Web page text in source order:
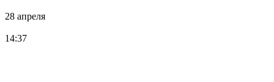
28 апреля
14:37